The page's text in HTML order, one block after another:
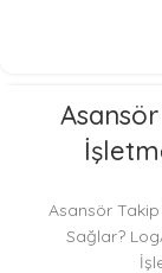
Asansör
Sağlar?